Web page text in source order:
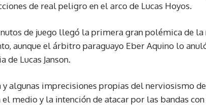
de real peligro en el arco de Lucas Hoyos.
de juego llegó la primera gran polémica de la
aunque el árbitro paraguayo Eber Aquino lo
de Lucas Janson.
y algunas imprecisiones propias del nerviosismo
el medio y la intención de atacar por las bandas